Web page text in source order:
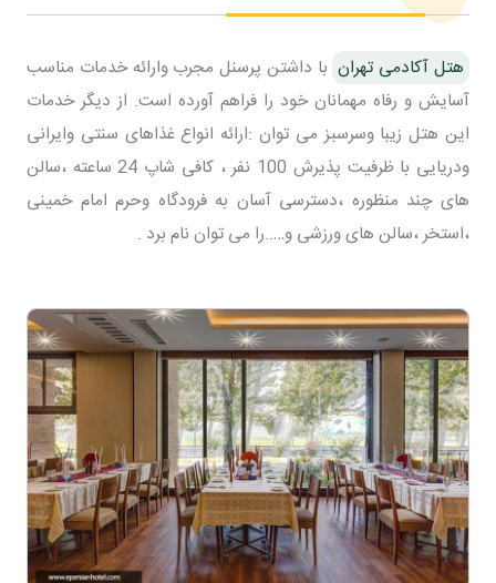
هتل آکادمی تهران با داشتن پرسنل مجرب وارائه خدمات مناسب
آسایش و رفاه مهمانان خود را فراهم آورده است. از دیگر خدمات
این هتل زیبا وسرسبز می توان :ارائه انواع غذاهای سنتی وایرانی
ودریایی با ظرفیت پذیرش 100 نفر ، کافی شاپ 24 ساعته ،سالن
های چند منظوره ،دسترسی آسان به فرودگاه وحرم امام خمینی
،استخر ،سالن های ورزشی و…..را می توان نام برد .